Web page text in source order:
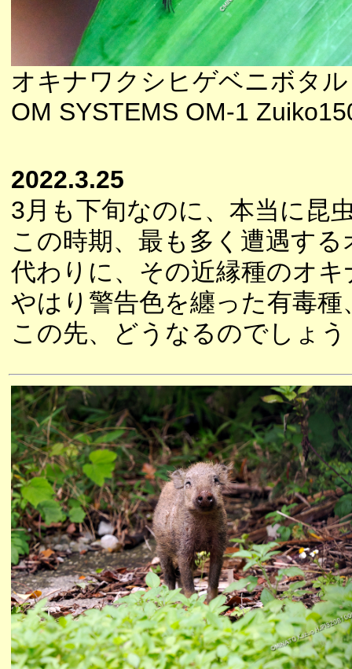
オキナワクシヒゲベニボタル
OM SYSTEMS OM-1
2022.3.25
3月も下旬なのに、本当に昆
この時期、最も多く遭遇す
代わりに、その近縁種のオ
やはり警告色を纏った有毒
この先、どうなるのでしょう